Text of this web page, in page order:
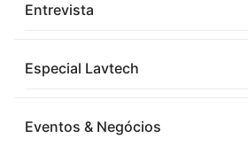
Entrevista
Especial Lavtech
Eventos & Negócios